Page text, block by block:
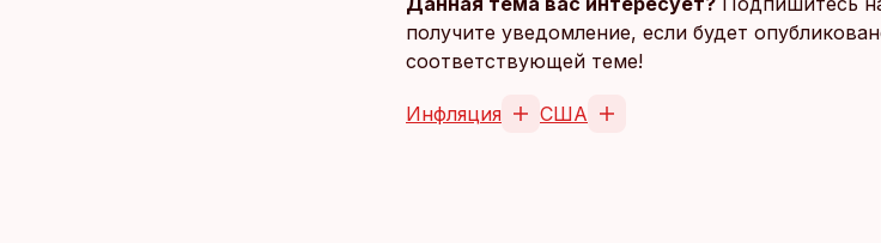
получите уведомление, если будет
соответствующей теме!
Инфляция США